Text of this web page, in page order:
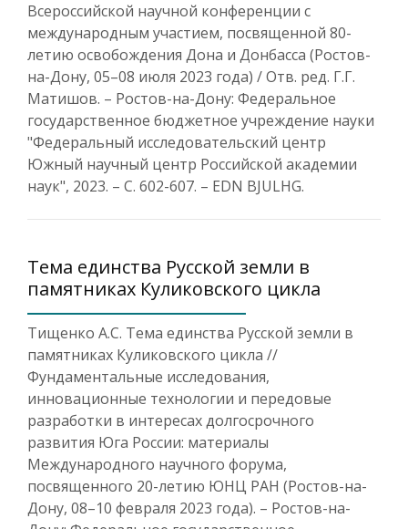
Всероссийской научной конференции с
международным участием, посвященной 80-
летию освобождения Дона и Донбасса (Ростов-
на-Дону, 05–08 июля 2023 года) / Отв. ред. Г.Г.
Матишов. – Ростов-на-Дону: Федеральное
государственное бюджетное учреждение науки
"Федеральный исследовательский центр
Южный научный центр Российской академии
наук", 2023. – С. 602-607. – EDN BJULHG.
Тема единства Русской земли в
памятниках Куликовского цикла
Тищенко А.С. Тема единства Русской земли в
памятниках Куликовского цикла //
Фундаментальные исследования,
инновационные технологии и передовые
разработки в интересах долгосрочного
развития Юга России: материалы
Международного научного форума,
посвященного 20-летию ЮНЦ РАН (Ростов-на-
Дону, 08–10 февраля 2023 года). – Ростов-на-